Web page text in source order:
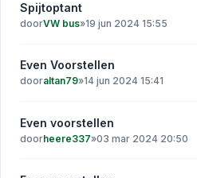
Spijtoptant
doorVW bus»19 jun 2024 15:55
Even Voorstellen
dooraltan79»14 jun 2024 15:41
Even voorstellen
doorheere337»03 mar 2024 20:50